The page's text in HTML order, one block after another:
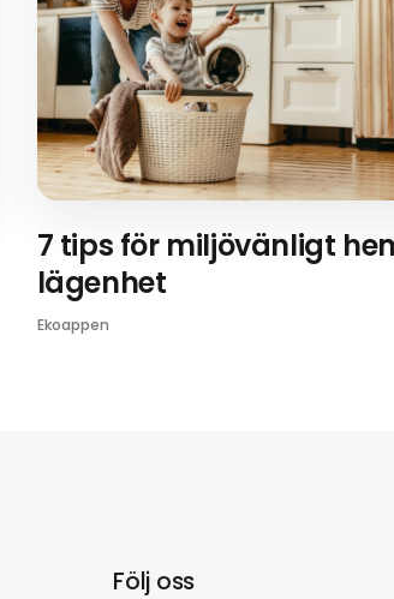
7 tips för miljövänligt
lägenhet
Ekoappen
Följ oss